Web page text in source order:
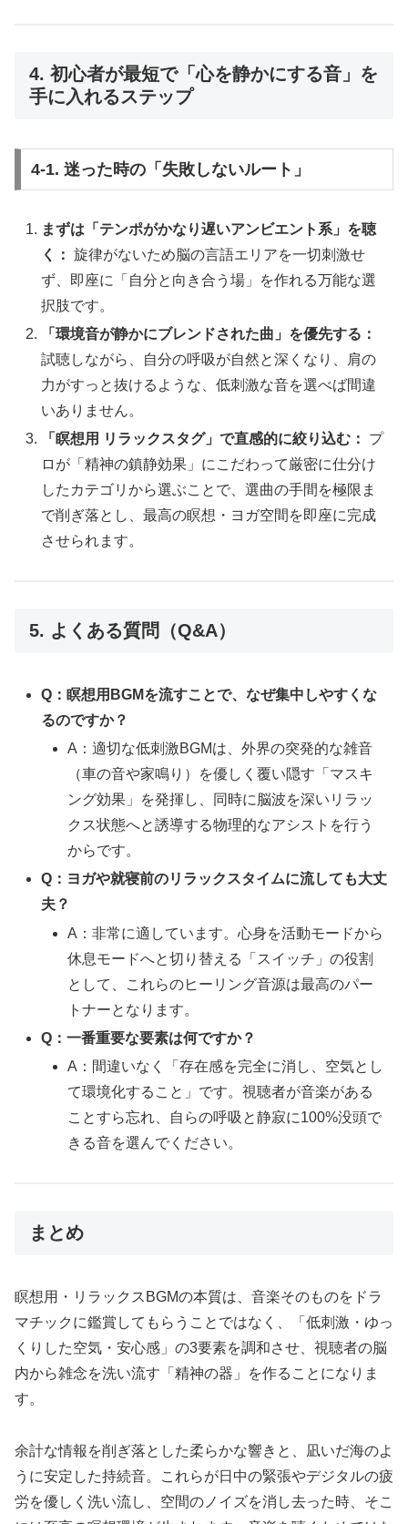
4. 初心者が最短で「心を静かにする音」を
手に入れるステップ
4-1. 迷った時の「失敗しないルート」
まずは「テンポがかなり遅いアンビエント系」を聴
く： 旋律がないため脳の言語エリアを一切刺激せ
ず、即座に「自分と向き合う場」を作れる万能な選
択肢です。
「環境音が静かにブレンドされた曲」を優先する：
試聴しながら、自分の呼吸が自然と深くなり、肩の
力がすっと抜けるような、低刺激な音を選べば間違
いありません。
「瞑想用 リラックスタグ」で直感的に絞り込む：
プ
ロが「精神の鎮静効果」にこだわって厳密に仕分け
したカテゴリから選ぶことで、選曲の手間を極限ま
で削ぎ落とし、最高の瞑想・ヨガ空間を即座に完成
させられます。
5. よくある質問（Q&A）
Q：瞑想用BGMを流すことで、なぜ集中しやすくな
るのですか？
A：適切な低刺激BGMは、外界の突発的な雑音
（車の音や家鳴り）を優しく覆い隠す「マスキ
ング効果」を発揮し、同時に脳波を深いリラッ
クス状態へと誘導する物理的なアシストを行う
からです。
Q：ヨガや就寝前のリラックスタイムに流しても大丈
夫？
A：非常に適しています。心身を活動モードから
休息モードへと切り替える「スイッチ」の役割
として、これらのヒーリング音源は最高のパー
トナーとなります。
Q：一番重要な要素は何ですか？
A：間違いなく「存在感を完全に消し、空気とし
て環境化すること」です。視聴者が音楽がある
ことすら忘れ、自らの呼吸と静寂に100%没頭で
きる音を選んでください。
まとめ
瞑想用・リラックスBGMの本質は、音楽そのものをドラ
マチックに鑑賞してもらうことではなく、「低刺激・ゆっ
くりした空気・安心感」の3要素を調和させ、視聴者の脳
内から雑念を洗い流す「精神の器」を作ることになりま
す。
余計な情報を削ぎ落とした柔らかな響きと、凪いだ海のよ
うに安定した持続音。これらが日中の緊張やデジタルの疲
労を優しく洗い流し、空間のノイズを消し去った時、そこ